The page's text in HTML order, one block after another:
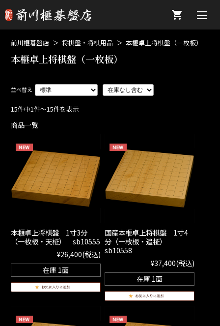
前川榧碁盤店 将棋盤・将棋用品 本榧卓上将棋盤（一枚板）
本榧卓上将棋盤（一枚板）
15件中1件～15件を表示
商品一覧
本榧卓上将棋盤 1寸3分
（一枚板・天柾） sb10555
¥26,400(税込)
在庫 1面
国産本榧卓上将棋盤 1寸4
分（一枚板・追柾）
sb10558
¥37,400(税込)
在庫 1面